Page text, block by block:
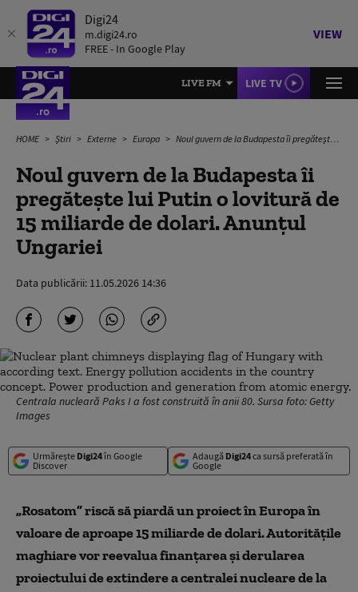
Digi24
m.digi24.ro
FREE - In Google Play
VIEW
LIVE FM LIVE TV
HOME Știri Externe Europa Noul guvern de la Budapesta îi pregătește lui Putin o lovitură de 15 miliarde de dolari. Anunțul Ungariei
Noul guvern de la Budapesta îi
pregătește lui Putin o lovitură de
15 miliarde de dolari. Anunțul
Ungariei
Data publicării: 11.05.2026 14:36
Centrala nucleară Paks I a fost construită în anii 80. Sursa foto: Getty
Images
Urmărește Digi24în Google
Discover
Adaugă Digi24ca sursă preferată în
Google
„Rosatom” riscă să piardă un proiect în Europa în
valoare de aproape 15 miliarde de dolari. Autoritățile
maghiare vor reevalua finanțarea și derularea
proiectului de extindere a centralei nucleare de la